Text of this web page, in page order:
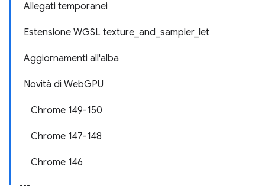
Allegati temporanei
Estensione WGSL texture_and_sampler_let
Aggiornamenti all'alba
Novità di WebGPU
Chrome 149-150
Chrome 147-148
Chrome 146